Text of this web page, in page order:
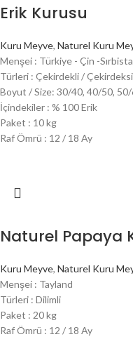
Erik Kurusu
Kuru Meyve, Naturel Kuru
Menşei : Türkiye - Çin -
Türleri : Çekirdekli /
Boyut / Size: 30/40, 40/50,
İçindekiler : % 100 Erik
Paket : 10 kg
Raf Ömrü : 12 / 18 Ay
Naturel Papaya
Kuru Meyve, Naturel Kuru
Menşei : Tayland
Türleri : Dilimli
Paket : 20 kg
Raf Ömrü : 12 / 18 Ay